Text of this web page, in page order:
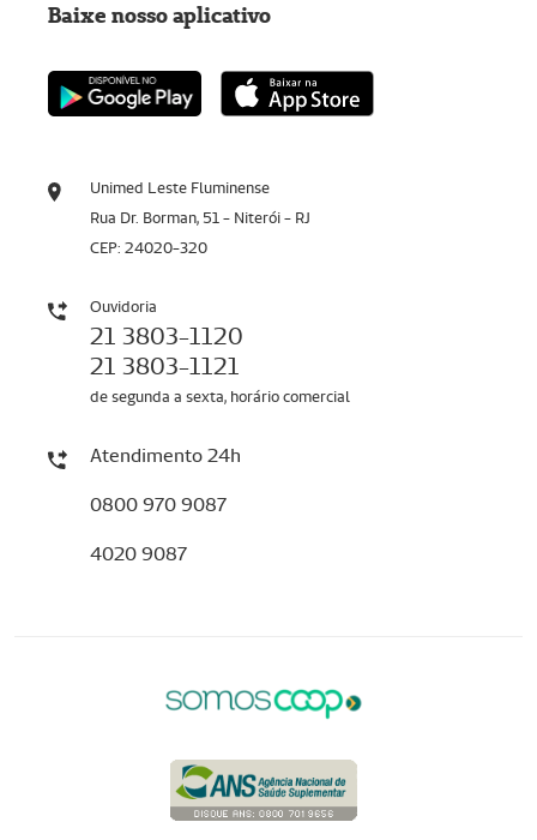
Unimed Leste Fluminense
Rua Dr. Borman, 51 - Niterói - RJ
CEP: 24020-320
Ouvidoria
21 3803-1120
21 3803-1121
de segunda a sexta, horário comercial
Atendimento 24h
0800 970 9087
4020 9087
Baixe nosso aplicativo